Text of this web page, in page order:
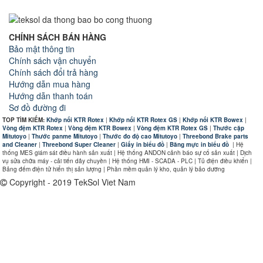
CHÍNH SÁCH BÁN HÀNG
Bảo mật thông tin
Chính sách vận chuyển
Chính sách đổi trả hàng
Hướng dẫn mua hàng
Hướng dẫn thanh toán
Sơ đồ đường đi
TOP TÌM KIẾM:Khớp nối KTR Rotex |Khớp nối KTR Rotex GS |Khớp nối KTR Bowex |
Vòng đệm KTR Rotex | Vòng đệm KTR Bowex |Vòng đệm KTR Rotex GS |Thước cặp
Mitutoyo |Thước panme Mitutoyo |Thước đo độ cao Mitutoyo |Threebond Brake parts
and Cleaner |Threebond Super Cleaner |Giấy in biểu đồ |Băng mực in biểu đồ | Hệ
thống MES giám sát điều hành sản xuất | Hệ thống ANDON cảnh báo sự cố sản xuất | Dịch
vụ sửa chữa máy - cải tiến dây chuyền | Hệ thống HMI - SCADA - PLC | Tủ điện điều khiển |
Bảng đếm điện tử hiển thị sản lượng | Phần mềm quản lý kho, quản lý bảo dưỡng
Copyright - 2019 TekSol Viet Nam